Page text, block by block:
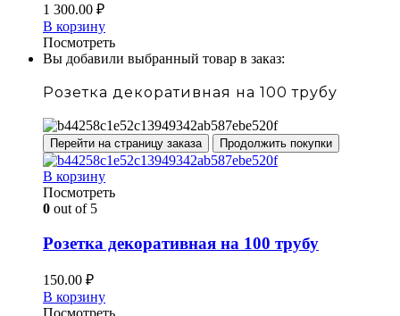
1 300.00 ₽
В корзину
Посмотреть
Вы добавили выбранный товар в заказ:
Розетка декоративная на 100 трубу
Перейти на страницу заказа Продолжить покупки
В корзину
Посмотреть
0 out of 5
Розетка декоративная на 100 трубу
150.00 ₽
В корзину